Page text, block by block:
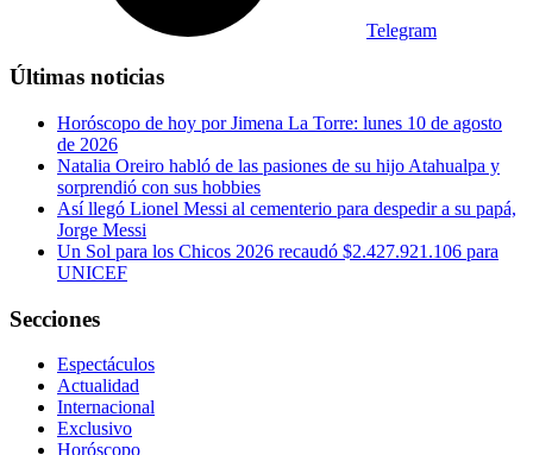
Telegram
Últimas noticias
Horóscopo de hoy por Jimena La Torre: lunes 10 de agosto
de 2026
Natalia Oreiro habló de las pasiones de su hijo Atahualpa y
sorprendió con sus hobbies
Así llegó Lionel Messi al cementerio para despedir a su papá,
Jorge Messi
Un Sol para los Chicos 2026 recaudó $2.427.921.106 para
UNICEF
Secciones
Espectáculos
Actualidad
Internacional
Exclusivo
Horóscopo